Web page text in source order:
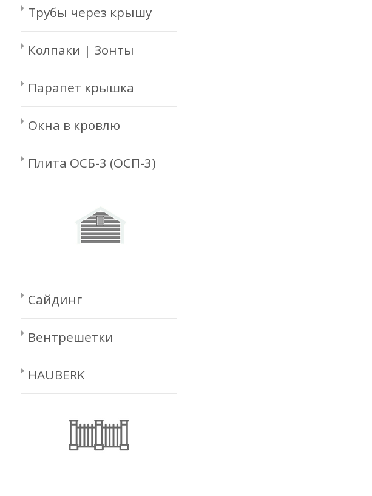
Трубы через крышу
Колпаки | Зонты
Парапет крышка
Окна в кровлю
Плита ОСБ-3 (ОСП-3)
Сайдинг
Вентрешетки
HAUBERK